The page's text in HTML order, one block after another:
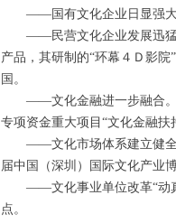
——国有文化企业日显强大。
——民营文化企业发展迅猛。
产品，其研制的“环幕４Ｄ影
国。
——文化金融进一步融合。迄
专项资金重大项目“文化金融扶
——文化市场体系建立健全。
届中国（深圳）国际文化产业
——文化事业单位改革“动真
点。